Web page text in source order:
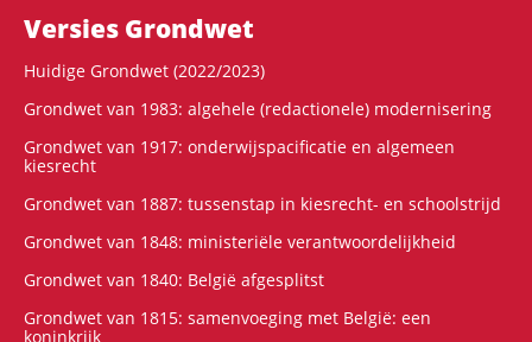
Versies Grondwet
Huidige Grondwet (2022/2023)
Grondwet van 1983: algehele (redactionele) modernisering
Grondwet van 1917: onderwijspacificatie en algemeen
kiesrecht
Grondwet van 1887: tussenstap in kiesrecht- en schoolstrijd
Grondwet van 1848: ministeriële verantwoordelijkheid
Grondwet van 1840: België afgesplitst
Grondwet van 1815: samenvoeging met België: een
koninkrijk